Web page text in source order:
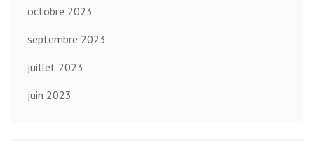
octobre 2023
septembre 2023
juillet 2023
juin 2023